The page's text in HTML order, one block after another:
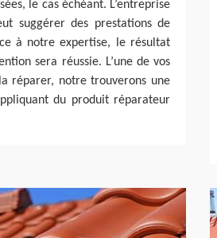
le cas échéant. L’entreprise
suggérer des prestations de
à notre expertise, le résultat
sera réussie. L’une de vos
réparer, notre trouverons une
du produit réparateur